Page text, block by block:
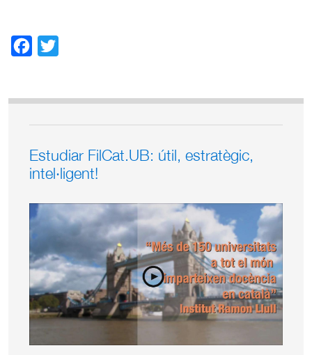
Facebook
Estudiar FilCat.UB: útil, estratègic,
intel·ligent!